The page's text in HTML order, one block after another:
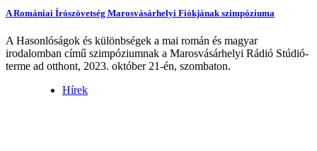
A Romániai Írószövetség Marosvásárhelyi Fiókjának szimpóziuma
A Hasonlóságok és különbségek a mai román és magyar
irodalomban című szimpóziumnak a Marosvásárhelyi Rádió Stúdió-
terme ad otthont, 2023. október 21-én, szombaton.
Hírek